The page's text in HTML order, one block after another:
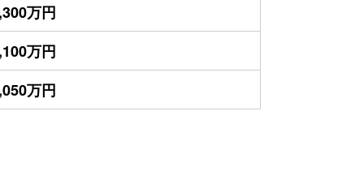
万円
万円
万円